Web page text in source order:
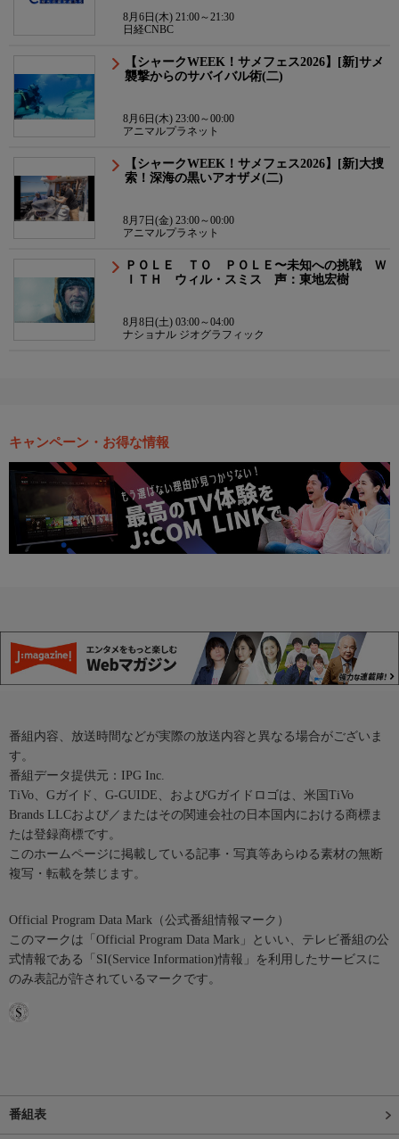
8月6日(木) 21:00～21:30
日経CNBC
【シャークWEEK！サメフェス2026】[新]サメ
襲撃からのサバイバル術(二)
8月6日(木) 23:00～00:00
アニマルプラネット
【シャークWEEK！サメフェス2026】[新]大捜
索！深海の黒いアオザメ(二)
8月7日(金) 23:00～00:00
アニマルプラネット
ＰＯＬＥ ＴＯ ＰＯＬＥ〜未知への挑戦 Ｗ
ＩＴＨ ウィル・スミス 声：東地宏樹
8月8日(土) 03:00～04:00
ナショナル ジオグラフィック
キャンペーン・お得な情報
番組内容、放送時間などが実際の放送内容と異なる場合がございま
す。
番組データ提供元：IPG Inc.
TiVo、Gガイド、G-GUIDE、およびGガイドロゴは、米国TiVo
Brands LLCおよび／またはその関連会社の日本国内における商標ま
たは登録商標です。
このホームページに掲載している記事・写真等あらゆる素材の無断
複写・転載を禁じます。
Official Program Data Mark（公式番組情報マーク）
このマークは「Official Program Data Mark」といい、テレビ番組の公
式情報である「SI(Service Information)情報」を利用したサービスに
のみ表記が許されているマークです。
番組表